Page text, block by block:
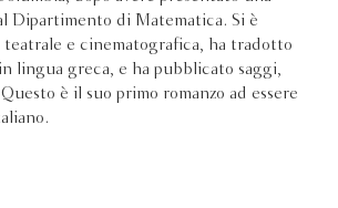
Dipartimento di Matematica. Si è
teatrale e cinematografica, ha tradotto
lingua greca, e ha pubblicato saggi,
è il suo primo romanzo ad essere